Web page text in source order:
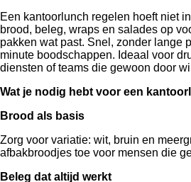
Een kantoorlunch regelen hoeft niet
brood, beleg, wraps en salades op
pakken wat past. Snel, zonder lange
minute boodschappen. Ideaal voor
diensten of teams die gewoon door
Wat je nodig hebt voor een
Brood als basis
Zorg voor variatie: wit, bruin en
afbakbroodjes toe voor mensen die
Beleg dat altijd werkt